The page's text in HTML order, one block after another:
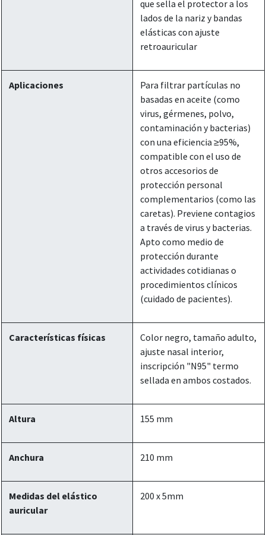
que sella el protector a los
lados de la nariz y bandas
elásticas con ajuste
retroauricular
Aplicaciones
Para filtrar partículas no
basadas en aceite (como
virus, gérmenes, polvo,
contaminación y bacterias)
con una eficiencia ≥95%,
compatible con el uso de
otros accesorios de
protección personal
complementarios (como las
caretas). Previene contagios
a través de virus y bacterias.
Apto como medio de
protección durante
actividades cotidianas o
procedimientos clínicos
(cuidado de pacientes).
Características físicas
Color negro, tamaño adulto,
ajuste nasal interior,
inscripción "N95" termo
sellada en ambos costados.
Altura 155 mm
Anchura 210 mm
Medidas del elástico
auricular
200 x 5mm